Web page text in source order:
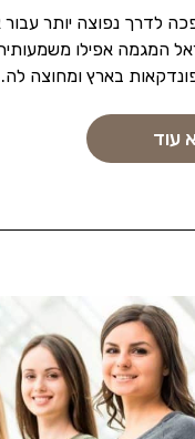
לדרך נפוצה יותר
המגמה אפילו משמעותית
בארץ ומחוצה
עוד